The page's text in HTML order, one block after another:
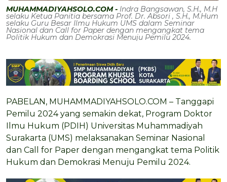
MUHAMMADIYAHSOLO.COM - Indra Bangsawan, S.H., M.H
selaku Ketua Panitia bersama Prof. Dr. Absori , S.H., M.Hum
selaku Guru Besar Ilmu Hukum UMS dalam Seminar
Nasional dan Call for Paper dengan mengangkat tema
Politik Hukum dan Demokrasi Menuju Pemilu 2024.
PABELAN, MUHAMMADIYAHSOLO.COM – Tanggapi
Pemilu 2024 yang semakin dekat, Program Doktor
Ilmu Hukum (PDIH) Universitas Muhammadiyah
Surakarta (UMS) melaksanakan Seminar Nasional
dan Call for Paper dengan mengangkat tema Politik
Hukum dan Demokrasi Menuju Pemilu 2024.